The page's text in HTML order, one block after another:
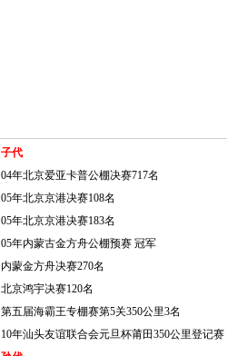
子代
04年北京爱亚卡普公棚决赛717名
05年北京京港决赛108名
05年北京京港决赛183名
05年内蒙古金方舟公棚预赛 冠军
内蒙金方舟决赛270名
北京鸿宇决赛120名
第五届海霸王专棚赛第5关350公里3名
10年汕头友谊联合会元旦杯莆田350公里登记赛